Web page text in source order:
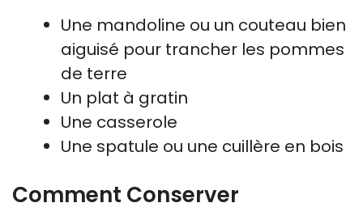
Une mandoline ou un couteau bien
aiguisé pour trancher les pommes
de terre
Un plat à gratin
Une casserole
Une spatule ou une cuillère en bois
Comment Conserver